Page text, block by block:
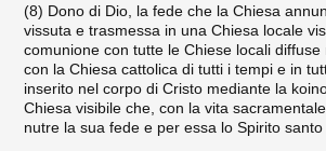
(8) Dono di Dio, la fede che la Chiesa
vissuta e trasmessa in una Chiesa locale
comunione con tutte le Chiese locali
con la Chiesa cattolica di tutti i tempi e in
inserito nel corpo di Cristo mediante la
Chiesa visibile che, con la vita
nutre la sua fede e per essa lo Spirito santo